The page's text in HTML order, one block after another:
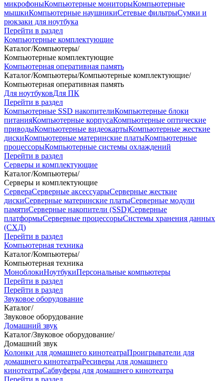
микрофоныКомпьютерные мониторыКомпьютерные
мышкиКомпьютерные наушникиСетевые фильтрыСумки и
рюкзаки для ноутбука
Перейти в раздел
Компьютерные комплектующие
Каталог/Компьютеры/
Компьютерные комплектующие
Компьютерная оперативная память
Каталог/Компьютеры/Компьютерные комплектующие/
Компьютерная оперативная память
Для ноутбуковДля ПК
Перейти в раздел
Компьютерные SSD накопителиКомпьютерные блоки
питанияКомпьютерные корпусаКомпьютерные оптические
приводыКомпьютерные видеокартыКомпьютерные жесткие
дискиКомпьютерные материнские платыКомпьютерные
процессорыКомпьютерные системы охлаждений
Перейти в раздел
Серверы и комплектующие
Каталог/Компьютеры/
Серверы и комплектующие
СервераСерверные аксессуарыСерверные жесткие
дискиСерверные материнские платыСерверные модули
памятиСерверные накопители (SSD)Серверные
платформыСерверные процессорыСистемы хранения данных
(СХД)
Перейти в раздел
Компьютерная техника
Каталог/Компьютеры/
Компьютерная техника
МоноблокиНоутбукиПерсональные компьютеры
Перейти в раздел
Перейти в раздел
Звуковое оборудование
Каталог/
Звуковое оборудование
Домашний звук
Каталог/Звуковое оборудование/
Домашний звук
Колонки для домашнего кинотеатраПроигрыватели для
домашнего кинотеатраРесиверы для домашнего
кинотеатраСабвуферы для домашнего кинотеатра
Перейти в раздел